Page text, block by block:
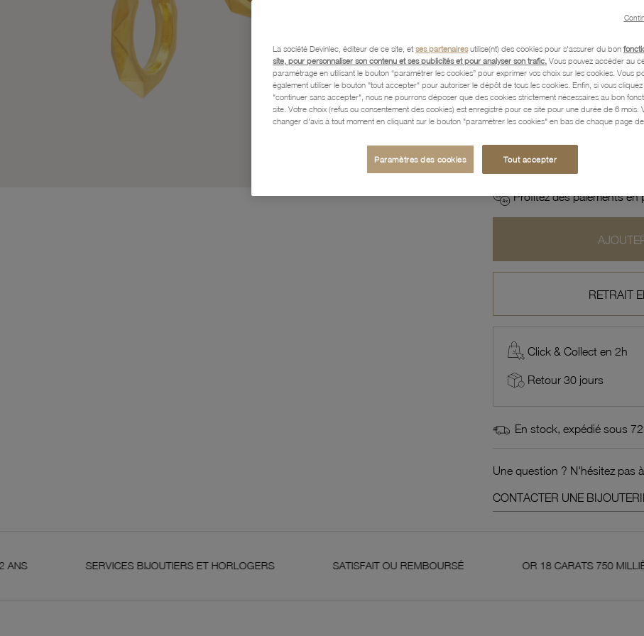
Caractéristiques détaillées
Paiement, Livraison, Retours
218,60 €
Profitez des paiements en
RETRAIT
Click & Collect en 2h
Retour 30 jours
En stock, expédié sous
Une question ? N'hésitez pas
CONTACTER UNE
SERVICES BIJOUTIERS ET HORLOGERS SATISFAIT OU REMBOURSÉ OR 18 CARATS 750 MILLIÈMES
La société Devinlec, éditeur de ce site, et ses partenairesutilise(nt) des cookies pour s'assurer du bon
site, pour personnaliser son contenu et ses publicités et pour analyser son trafic. Vous pouvez accéder au
paramétrage en utilisant le bouton “paramétrer les cookies” pour exprimer vos choix sur les cookies. Vous
également utiliser le bouton "tout accepter" pour autoriser le dépôt de tous les cookies. Enfin, si vous cliquez
"continuer sans accepter", nous ne pourrons déposer que des cookies strictement nécessaires au bon
site. Votre choix (refus ou consentement des cookies) est enregistré pour ce site pour une durée de 6 mois.
changer d'avis à tout moment en cliquant sur le bouton "paramétrer les cookies" en bas de chaque page de
Paramètres des cookies Tout accepter